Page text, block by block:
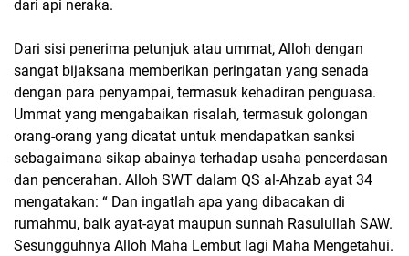
dari api neraka.
Dari sisi penerima petunjuk atau ummat, Alloh dengan
sangat bijaksana memberikan peringatan yang senada
dengan para penyampai, termasuk kehadiran penguasa.
Ummat yang mengabaikan risalah, termasuk golongan
orang-orang yang dicatat untuk mendapatkan sanksi
sebagaimana sikap abainya terhadap usaha pencerdasan
dan pencerahan. Alloh SWT dalam QS al-Ahzab ayat 34
mengatakan: “ Dan ingatlah apa yang dibacakan di
rumahmu, baik ayat-ayat maupun sunnah Rasulullah SAW.
Sesungguhnya Alloh Maha Lembut lagi Maha Mengetahui.